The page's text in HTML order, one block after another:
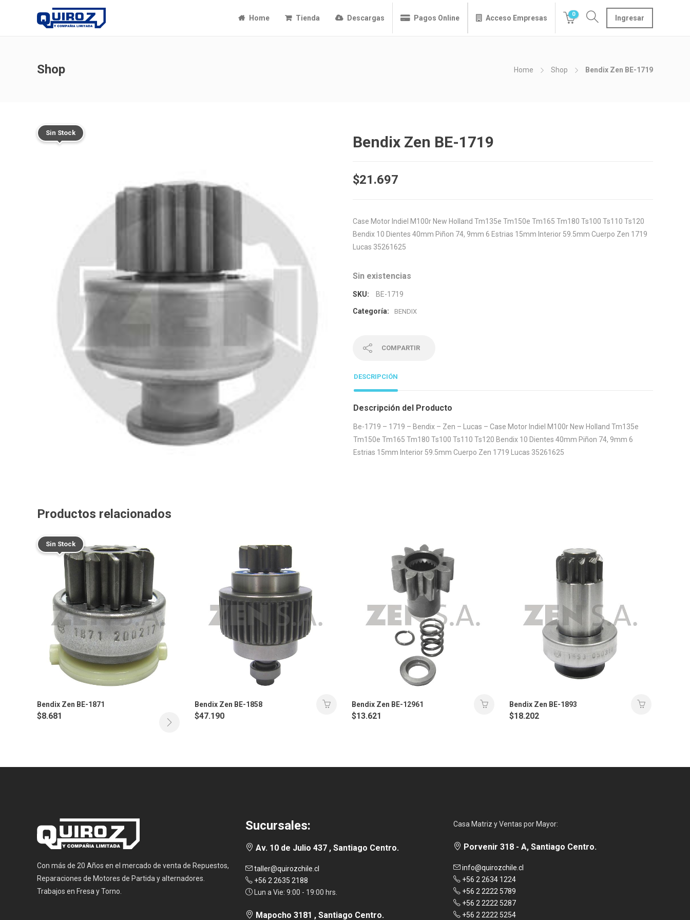
Home Tienda Descargas Pagos Online Acceso Empresas 0 Ingresar
Shop Home Shop Bendix Zen BE-1719
Sin Stock
Bendix Zen BE-1719
$21.697
Case Motor Indiel M100r New Holland Tm135e Tm150e Tm165 Tm180 Ts100 Ts110 Ts120
Bendix 10 Dientes 40mm Piñon 74, 9mm 6 Estrias 15mm Interior 59.5mm Cuerpo Zen 1719
Lucas 35261625
Sin existencias
SKU: BE-1719
Categoría: BENDIX
COMPARTIR
DESCRIPCIÓN
Descripción del Producto
Be-1719 – 1719 – Bendix – Zen – Lucas – Case Motor Indiel M100r New Holland Tm135e
Tm150e Tm165 Tm180 Ts100 Ts110 Ts120 Bendix 10 Dientes 40mm Piñon 74, 9mm 6
Estrias 15mm Interior 59.5mm Cuerpo Zen 1719 Lucas 35261625
Productos relacionados
Sin Stock
Bendix Zen BE-1871
$8.681
Bendix Zen BE-1858
$47.190
Bendix Zen BE-12961
$13.621
Bendix Zen BE-1893
$18.202
Con más de 20 Años en el mercado de venta de Repuestos,
Reparaciones de Motores de Partida y alternadores.
Trabajos en Fresa y Torno.
Sucursales:
Av. 10 de Julio 437 , Santiago Centro.
taller@quirozchile.cl
+56 2 2635 2188
Lun a Vie: 9:00 - 19:00 hrs.
Mapocho 3181 , Santiago Centro.
Casa Matriz y Ventas por Mayor:
Porvenir 318 - A, Santiago Centro.
info@quirozchile.cl
+56 2 2634 1224
+56 2 2222 5789
+56 2 2222 5287
+56 2 2222 5254